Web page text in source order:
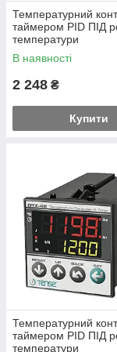
Температурний
таймером PID ПІД
температури
В наявності
2 248 ₴
Купити
Температурний
таймером PID ПІД
температури